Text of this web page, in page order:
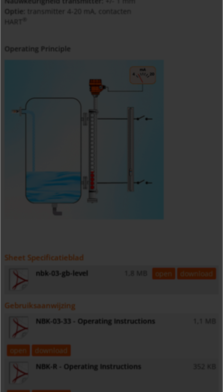
Optie:
transmitter 4-20 mA, contacten
HART
Operating Principle
Sheet Specificatieblad
nbk-03-gb-level open download
Gebruiksaanwijzing
NBK-03-33 - Operating Instructions 1,1 MB
open
download
NBK-R - Operating Instructions
352 KB